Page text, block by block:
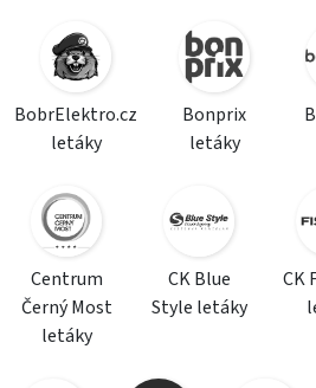
BobrElektro.cz
letáky
Bonprix
letáky
Centrum
Černý Most
letáky
CK Blue
Style letáky
CK